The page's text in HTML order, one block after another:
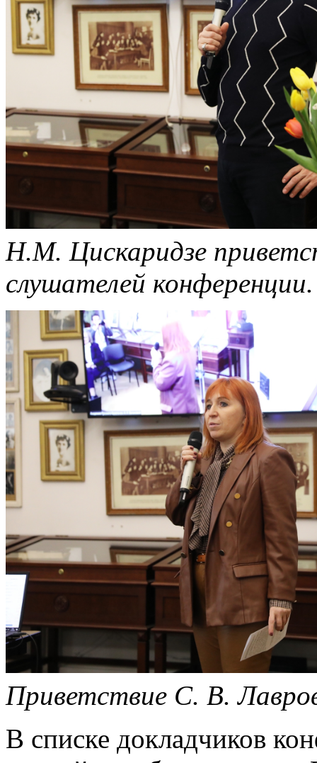
Н.М. Цискаридзе
слушателей конференции.
Приветствие С. В.
В списке докладчиков